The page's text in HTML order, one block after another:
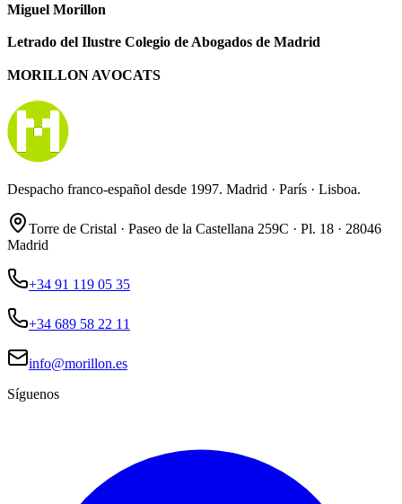
Miguel Morillon
Letrado del Ilustre Colegio de Abogados de Madrid
MORILLON AVOCATS
Despacho franco-español desde 1997. Madrid · París · Lisboa.
Torre de Cristal · Paseo de la Castellana 259C · Pl. 18 · 28046
Madrid
+34 91 119 05 35
+34 689 58 22 11
info@morillon.es
Síguenos